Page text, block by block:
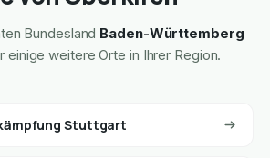
Bundesland Baden-Württemberg
einige weitere Orte in Ihrer Region.
Stuttgart